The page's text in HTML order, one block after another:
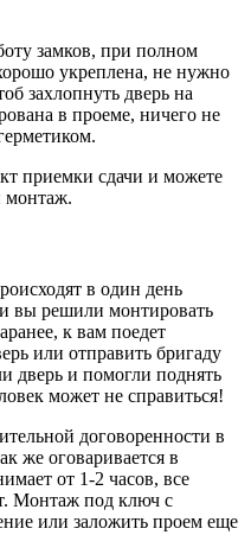
замков, при полном
укреплена, не нужно
захлопнуть дверь на
в проеме, ничего не
приемки сдачи и можете
монтаж.
в один день
вы решили монтировать
к вам поедет
или отправить бригаду
дверь и помогли поднять
может не справиться!
договоренности в
же оговаривается в
от 1-2 часов, все
Монтаж под ключ с
или заложить проем еще